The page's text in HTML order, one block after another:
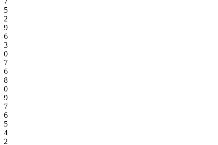
5
2
9
6
3
0
7
6
8
0
9
7
6
5
4
2